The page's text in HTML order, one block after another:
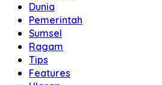
Dunia
Pemerintah
Sumsel
Ragam
Tips
Features